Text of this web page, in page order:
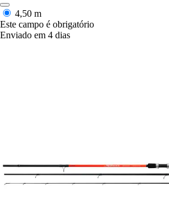
4,50 m
Este campo é obrigatório
Enviado em 4 dias